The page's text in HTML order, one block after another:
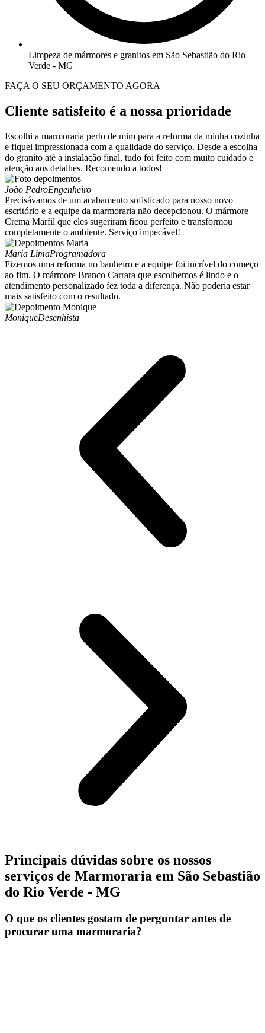
Limpeza de mármores e granitos em São Sebastião do Rio
Verde - MG
FAÇA O SEU ORÇAMENTO AGORA
Cliente satisfeito é a nossa prioridade
Escolhi a marmoraria perto de mim para a reforma da minha cozinha
e fiquei impressionada com a qualidade do serviço. Desde a escolha
do granito até a instalação final, tudo foi feito com muito cuidado e
atenção aos detalhes. Recomendo a todos!
João PedroEngenheiro
Precisávamos de um acabamento sofisticado para nosso novo
escritório e a equipe da marmoraria não decepcionou. O mármore
Crema Marfil que eles sugeriram ficou perfeito e transformou
completamente o ambiente. Serviço impecável!
Maria LimaProgramadora
Fizemos uma reforma no banheiro e a equipe foi incrível do começo
ao fim. O mármore Branco Carrara que escolhemos é lindo e o
atendimento personalizado fez toda a diferença. Não poderia estar
mais satisfeito com o resultado.
MoniqueDesenhista
Principais dúvidas sobre os nossos
serviços de Marmoraria em São Sebastião
do Rio Verde - MG
O que os clientes gostam de perguntar antes de
procurar uma marmoraria?